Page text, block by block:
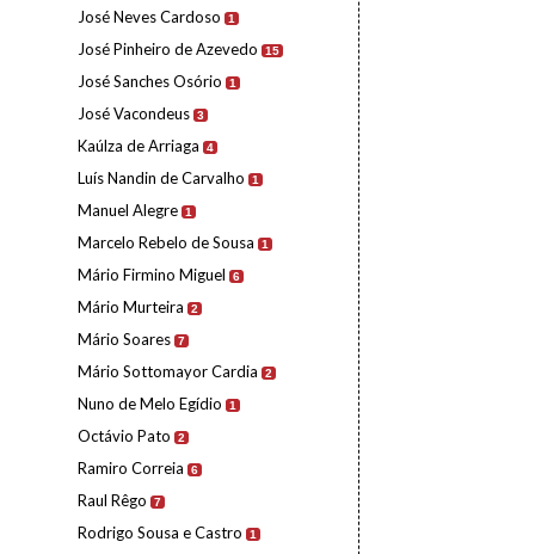
José Neves Cardoso 1
José Pinheiro de Azevedo 15
José Sanches Osório 1
José Vacondeus 3
Kaúlza de Arriaga 4
Luís Nandin de Carvalho 1
Manuel Alegre 1
Marcelo Rebelo de Sousa 1
Mário Firmino Miguel 6
Mário Murteira 2
Mário Soares 7
Mário Sottomayor Cardia 2
Nuno de Melo Egídio 1
Octávio Pato 2
Ramiro Correia 6
Raul Rêgo 7
Rodrigo Sousa e Castro 1